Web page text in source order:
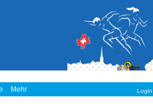
Mehr Login